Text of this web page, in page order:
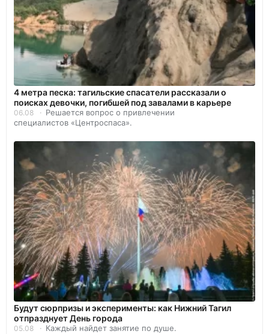
4 метра песка: тагильские спасатели рассказали о
поисках девочки, погибшей под завалами в карьере
06.08
Решается вопрос о привлечении
специалистов «Центроспаса».
Будут сюрпризы и эксперименты: как Нижний Тагил
отпразднует День города
05.08 Каждый найдет занятие по душе.